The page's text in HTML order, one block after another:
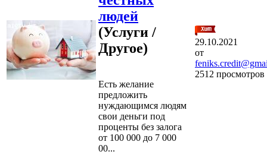
людей
(Услуги /
Другое)
Есть желание
предложить
нуждающимся людям
свои деньги под
проценты без залога
от 100 000 до 7 000
00...
29.10.2021
от
2512 просмотров